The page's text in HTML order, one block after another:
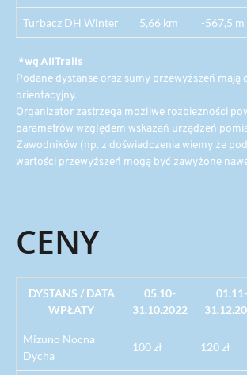
Turbacz DH Winter 5,66 km -567,5 m
*wg AllTrails
Podane dystanse oraz sumy przewyższeń mają
orientacyjny.
Organizator zastrzega możliwe rozbieżności
parametrów względem wskazań urządzeń
Zawodników (np. z doświadczenia wiemy że
wartości przewyższeń mogą być zawyżone
CENY
DYSTANS / DATA
WPŁATY
05.10-
31.10.2022
01.11-
Mizuno Nocna
Dycha
100 zł 120 zł